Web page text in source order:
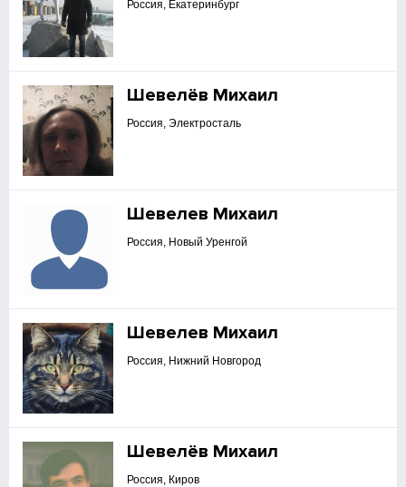
Россия, Екатеринбург
Шевелёв Михаил
Россия, Электросталь
Шевелев Михаил
Россия, Новый Уренгой
Шевелев Михаил
Россия, Нижний Новгород
Шевелёв Михаил
Россия, Киров